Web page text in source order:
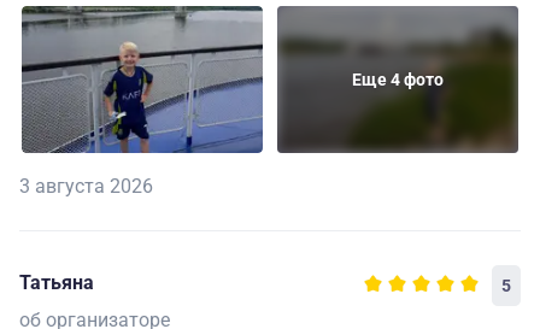
Еще 4 фото
3 августа 2026
Татьяна 5
об организаторе